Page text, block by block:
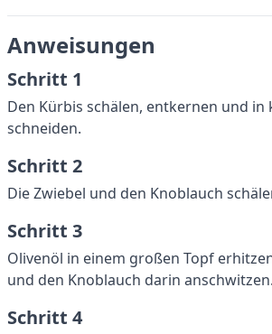
Anweisungen
Schritt 1
Den Kürbis schälen, entkernen und in
schneiden.
Schritt 2
Die Zwiebel und den Knoblauch
Schritt 3
Olivenöl in einem großen Topf
und den Knoblauch darin anschwitzen.
Schritt 4